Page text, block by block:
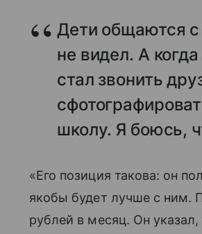
Дети общаются
не видел. А
стал звонить
школу. Я боюсь,
«Его позиция такова: он
якобы будет лучше с ним.
рублей в месяц. Он